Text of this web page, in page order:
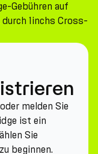
Gebühren auf
1inchs Cross-
melden Sie
ist ein
Sie
beginnen.